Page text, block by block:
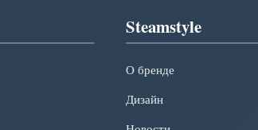
Steamstyle
О бренде
Дизайн